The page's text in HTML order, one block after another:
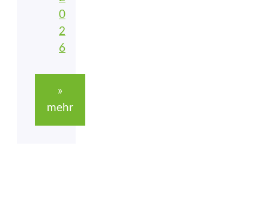
0
2
6
»
mehr